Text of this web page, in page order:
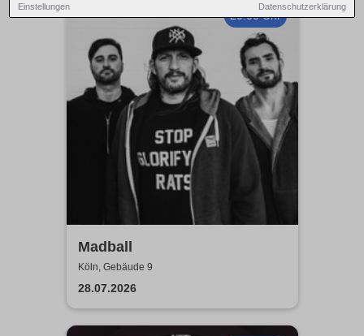
Einstellungen Datenschutzerklärung
20:00 Uhr
Madball
Köln, Gebäude 9
28.07.2026